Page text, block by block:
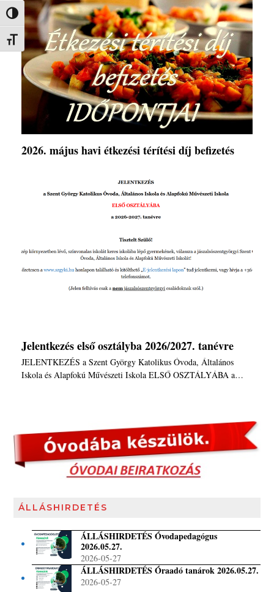
Nagy kontraszt váltása
Betűméret váltása
2026. május havi étkezési térítési díj befizetés
Jelentkezés első osztályba 2026/2027. tanévre
JELENTKEZÉS a Szent György Katolikus Óvoda, Általános
Iskola és Alapfokú Művészeti Iskola ELSŐ OSZTÁLYÁBA a…
ÁLLÁSHIRDETÉS
ÁLLÁSHIRDETÉS Óvodapedagógus
2026.05.27.
2026-05-27
ÁLLÁSHIRDETÉS Óraadó tanárok 2026.05.27.
2026-05-27